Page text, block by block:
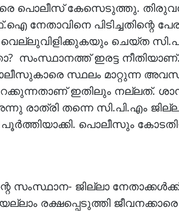
പൊലീസ് കേസെടുത്തു.
നേതാവിനെ പിടിച്ചതിന്റെ
ചെയ്ത
സംസ്ഥാനത്ത് ഇരട്ട
സ്ഥലം മാറ്റുന്ന
ഇതിലും നല്ലത്.
രാത്രി തന്നെ സി.പി.എം
പൂര്‍ത്തിയാക്കി. പൊലീസും
സംസ്ഥാന- ജില്ലാ
രക്ഷപ്പെടുത്തി